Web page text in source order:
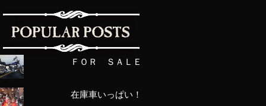
ＦＯＲ ＳＡＬＥ
在庫車いっぱい！